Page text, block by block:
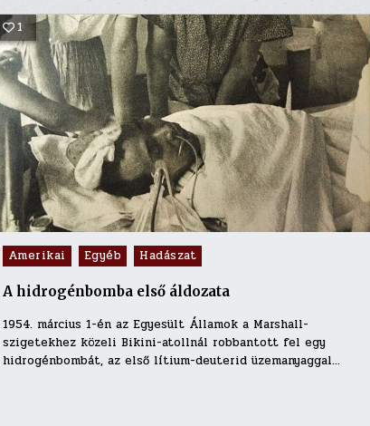
1
Posted
in
Amerikai Egyéb Hadászat
A hidrogénbomba első áldozata
1954. március 1-én az Egyesült Államok a Marshall-
szigetekhez közeli Bikini-atollnál robbantott fel egy
hidrogénbombát, az első lítium-deuterid üzemanyaggal…